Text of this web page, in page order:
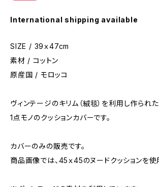
International shipping available
SIZE / 39ｘ47cm
素材 / コットン
原産国 / モロッコ
ヴィンテージのキリム（絨毯）を利用し作られた
1点モノのクッションカバーです。
カバーのみの販売です。
商品画像では、45ｘ45のヌードクッションを使